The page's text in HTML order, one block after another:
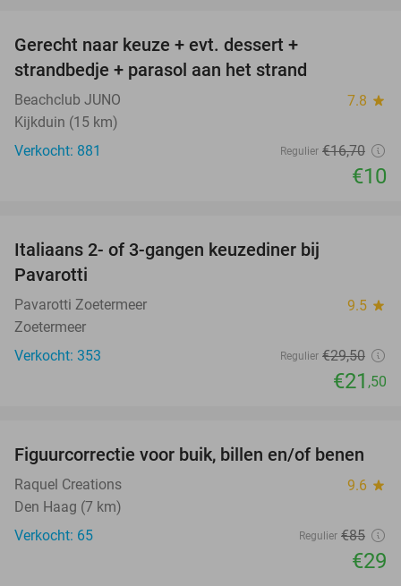
Gerecht naar keuze + evt. dessert +
strandbedje + parasol aan het strand
Beachclub JUNO 7.8 star
Kijkduin (15 km)
Verkocht: 881
Regulier €16,70
€10
Italiaans 2- of 3-gangen keuzediner bij
Pavarotti
Pavarotti Zoetermeer 9.5 star
Zoetermeer
Verkocht: 353
Regulier €29,50
€21 ,50
66%
Figuurcorrectie voor buik, billen en/of benen
Raquel Creations 9.6 star
Den Haag (7 km)
Verkocht: 65
Regulier €85
€29